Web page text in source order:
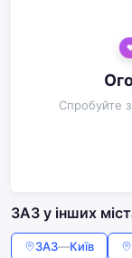
Спробуйте
ЗАЗ у інших
ЗАЗ—Київ